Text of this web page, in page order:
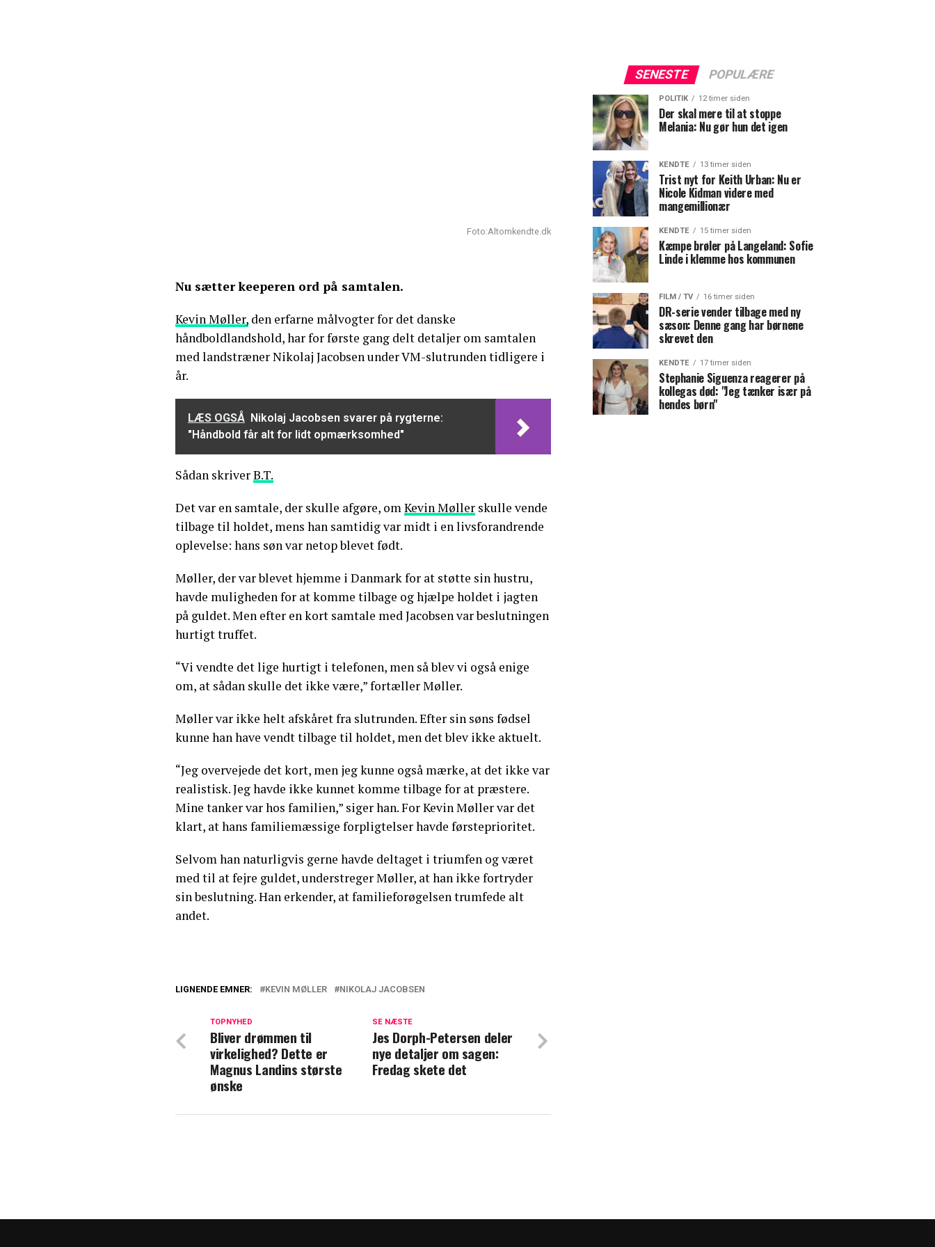
Foto:Altomkendte.dk
Nu sætter keeperen ord på samtalen.
Kevin Møller, den erfarne målvogter for det danske
håndboldlandshold, har for første gang delt detaljer om samtalen
med landstræner Nikolaj Jacobsen under VM-slutrunden tidligere i
år.
LÆS OGSÅ Nikolaj Jacobsen svarer på rygterne:
"Håndbold får alt for lidt opmærksomhed"
Sådan skriverB.T.
Det var en samtale, der skulle afgøre, omKevin Møller skulle vende
tilbage til holdet, mens han samtidig var midt i en livsforandrende
oplevelse: hans søn var netop blevet født.
Møller, der var blevet hjemme i Danmark for at støtte sin hustru,
havde muligheden for at komme tilbage og hjælpe holdet i jagten
på guldet. Men efter en kort samtale med Jacobsen var beslutningen
hurtigt truffet.
“Vi vendte det lige hurtigt i telefonen, men så blev vi også enige
om, at sådan skulle det ikke være,” fortæller Møller.
Møller var ikke helt afskåret fra slutrunden. Efter sin søns fødsel
kunne han have vendt tilbage til holdet, men det blev ikke aktuelt.
“Jeg overvejede det kort, men jeg kunne også mærke, at det ikke var
realistisk. Jeg havde ikke kunnet komme tilbage for at præstere.
Mine tanker var hos familien,” siger han. For Kevin Møller var det
klart, at hans familiemæssige forpligtelser havde førsteprioritet.
Selvom han naturligvis gerne havde deltaget i triumfen og været
med til at fejre guldet, understreger Møller, at han ikke fortryder
sin beslutning. Han erkender, at familieforøgelsen trumfede alt
andet.
Nikolaj Jacobsen ikke i tvivl: Han skal ha' den
LIGNENDE EMNER: KEVIN MØLLER NIKOLAJ JACOBSEN
SE NÆSTE
Jes Dorph-Petersen deler
nye detaljer om sagen:
Fredag skete det
TOPNYHED
Bliver drømmen til
virkelighed? Dette er
Magnus Landins største
ønske
SENESTE POPULÆRE
POLITIK 12 timer siden
Der skal mere til at stoppe
Melania: Nu gør hun det igen
KENDTE 13 timer siden
Trist nyt for Keith Urban: Nu er
Nicole Kidman videre med
mangemillionær
KENDTE 15 timer siden
Kæmpe brøler på Langeland: Sofie
Linde i klemme hos kommunen
FILM / TV 16 timer siden
DR-serie vender tilbage med ny
sæson: Denne gang har børnene
skrevet den
KENDTE 17 timer siden
Stephanie Siguenza reagerer på
kollegas død: "Jeg tænker især på
hendes børn"